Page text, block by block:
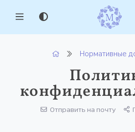
MENU
Нормативные
Отправить на почту